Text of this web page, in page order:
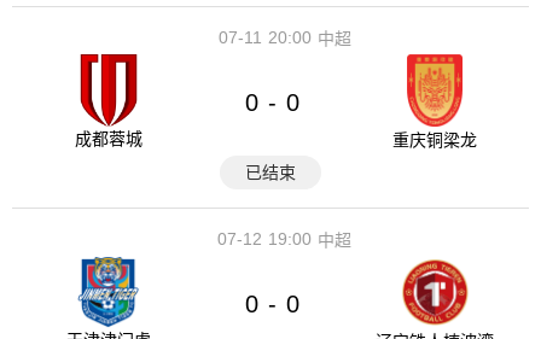
20:00
07-11 中超
成都蓉城
0 - 0
重庆铜梁龙
已结束
19:00
07-12 中超
0 - 0